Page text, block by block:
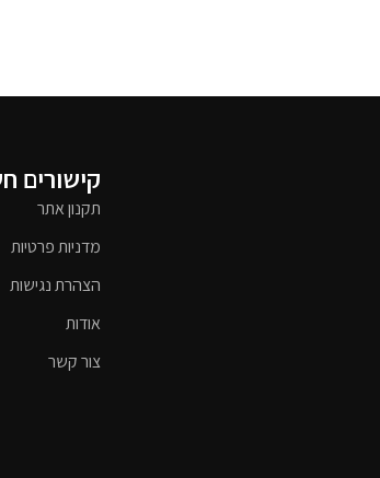
קישורים
תקנון אתר
מדניות פרטיות
הצהרת נגישות
אודות
צור קשר